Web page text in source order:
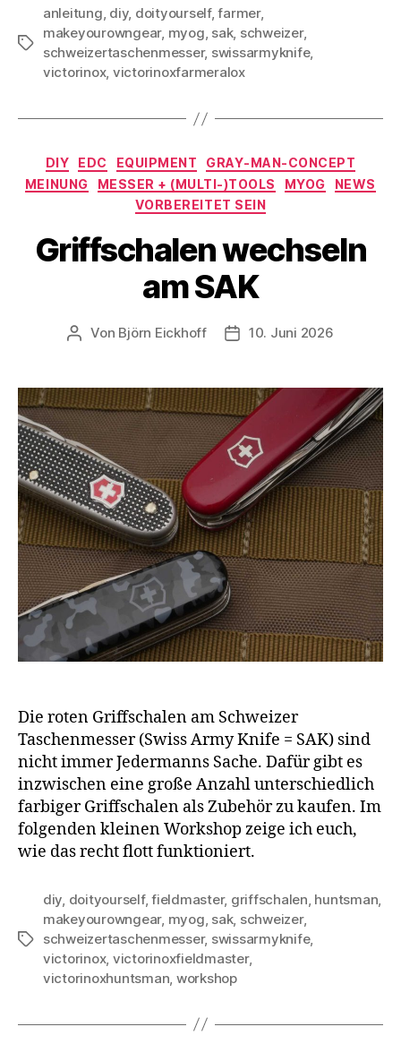
Schlagwörter
anleitung, diy, doityourself,farmer,
makeyourowngear, myog, sak, schweizer,
schweizertaschenmesser, swissarmyknife,
victorinox, victorinoxfarmeralox
Kategorien
DIY EDC EQUIPMENT
GRAY-MAN-CONCEPT
MEINUNG
MESSER + (MULTI-)TOOLS MYOG
NEWS
VORBEREITET SEIN
Griffschalen wechseln
am SAK
Beitragsautor
Von Björn Eickhoff Veröffentlichungsdatum
10. Juni 2026
Die roten Griffschalen am Schweizer
Taschenmesser (Swiss Army Knife = SAK) sind
nicht immer Jedermanns Sache. Dafür gibt es
inzwischen eine große Anzahl unterschiedlich
farbiger Griffschalen als Zubehör zu kaufen. Im
folgenden kleinen Workshop zeige ich euch,
wie das recht flott funktioniert.
Schlagwörter
diy doityourself,fieldmaster, griffschalen huntsman
makeyourowngear, myog sak, schweizer,
schweizertaschenmesser, swissarmyknife,
victorinox, victorinoxfieldmaster,
victorinoxhuntsman workshop